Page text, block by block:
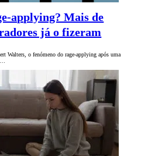
applying? Mais de
já o fizeram
Walters, o fenómeno do rage-applying após uma